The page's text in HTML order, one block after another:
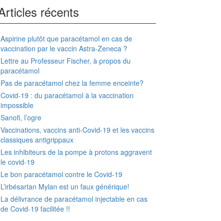
récents
Aspirine plutôt que paracétamol en cas de
vaccination par le vaccin Astra-Zeneca ?
Lettre au Professeur Fischer, à propos du
paracétamol
Pas de paracétamol chez la femme enceinte?
Covid-19 : du paracétamol à la vaccination
impossible
Sanofi, l’ogre
Vaccinations, vaccins anti-Covid-19 et les vaccins
classiques antigrippaux
Les inhibiteurs de la pompe à protons aggravent
le covid-19
Le bon paracétamol contre le Covid-19
L’irbésartan Mylan est un faux générique!
La délivrance de paracétamol injectable en cas
de Covid-19 facilitée !!